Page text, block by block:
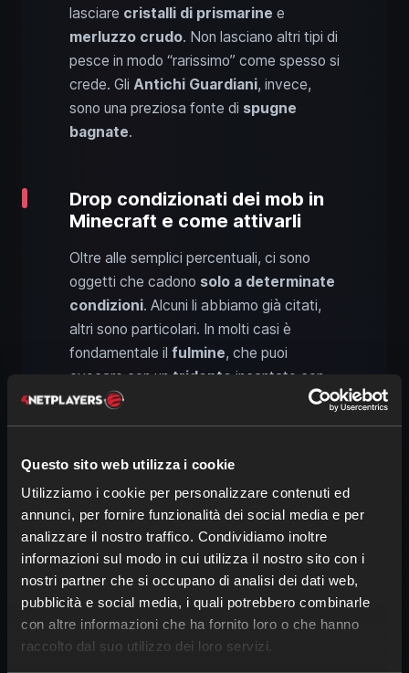
Questo sito web utilizza i cookie
Utilizziamo i cookie per personalizzare contenuti ed
annunci, per fornire funzionalità dei social media e per
analizzare il nostro traffico. Condividiamo inoltre
informazioni sul modo in cui utilizza il nostro sito con i
nostri partner che si occupano di analisi dei dati web,
pubblicità e social media, i quali potrebbero combinarle
con altre informazioni che ha fornito loro o che hanno
raccolto dal suo utilizzo dei loro servizi.
lasciare cristalli di prismarine e
merluzzo crudo. Non lasciano altri tipi di
pesce in modo “rarissimo” come spesso si
crede. Gli Antichi Guardiani, invece,
sono una preziosa fonte di spugne
bagnate.
Drop condizionati dei mob in
Minecraft e come attivarli
Oltre alle semplici percentuali, ci sono
oggetti che cadono solo a determinate
condizioni. Alcuni li abbiamo già citati,
altri sono particolari. In molti casi è
fondamentale il fulmine, che puoi
evocare con un tridente incantato con
“Canalizzazione” (Channeling)
durante
un temporale.